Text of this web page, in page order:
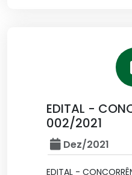
EDITAL -
002/2021
Dez/2021
EDITAL -